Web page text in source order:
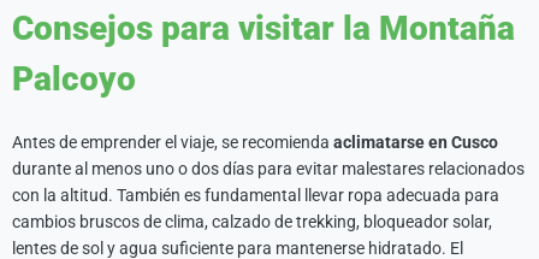
Consejos para visitar la Montaña
Palcoyo
Antes de emprender el viaje, se recomienda aclimatarse en Cusco
durante al menos uno o dos días para evitar malestares relacionados
con la altitud. También es fundamental llevar ropa adecuada para
cambios bruscos de clima, calzado de trekking, bloqueador solar,
lentes de sol y agua suficiente para mantenerse hidratado. El